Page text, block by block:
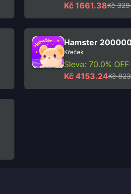
Kč 1661.38Kč
Hamster
Křeček
Sleva: 70.0% OFF
Kč 4153.24Kč